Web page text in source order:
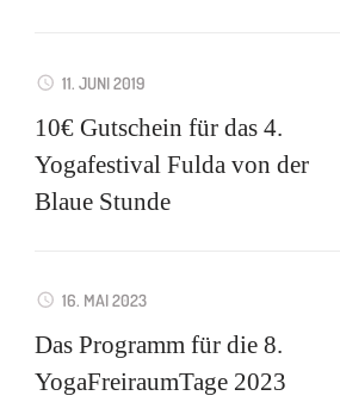
11. JUNI 2019
10€ Gutschein für das 4.
Yogafestival Fulda von der
Blaue Stunde
16. MAI 2023
Das Programm für die 8.
YogaFreiraumTage 2023